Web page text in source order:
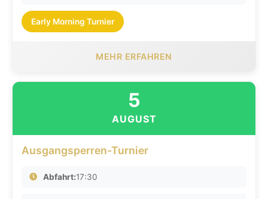
Early Morning Turnier
MEHR ERFAHREN
5
AUGUST
Ausgangsperren-Turnier
Abfahrt:17:30